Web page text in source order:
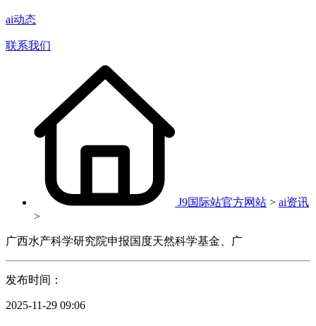
ai动态
联系我们
J9国际站官方网站 > ai资讯
>
广西水产科学研究院申报国度天然科学基金、广
发布时间：
2025-11-29 09:06